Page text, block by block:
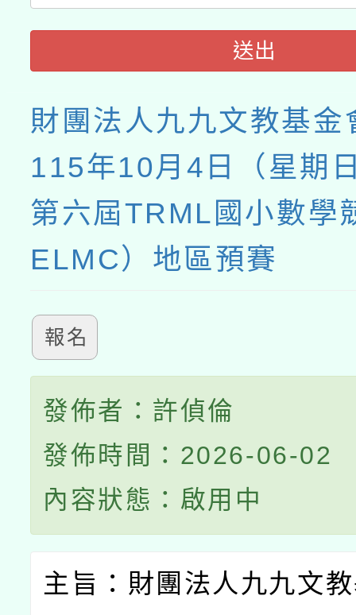
送出
財團法人九九文教基金
115年10月4日（星期
第六屆TRML國小數學
ELMC）地區預賽
報名
發佈者：許偵倫
發佈時間：2026-06-02
內容狀態：啟用中
主旨：財團法人九九文